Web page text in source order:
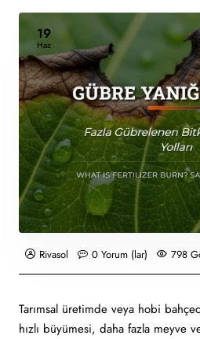
19
Haz
Rivasol 0 Yorum (lar) 798
Tarımsal üretimde veya hobi
hızlı büyümesi, daha fazla meyve